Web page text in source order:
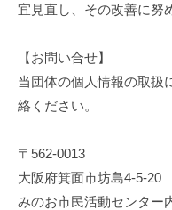
宜見直し、その改善に努
【お問い合せ】
当団体の個人情報の取扱
絡ください。
〒562-0013
大阪府箕面市坊島4-5-20
みのお市民活動センター